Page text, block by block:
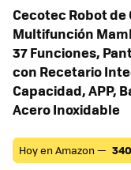
Cecotec Robot de
Multifunción
37 Funciones,
con Recetario
Capacidad, APP,
Acero Inoxidable
Hoy en Amazon —